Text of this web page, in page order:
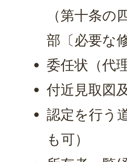
（第十条
部〔必要な
委任状（代
付近見取図
認定を行う
も可）